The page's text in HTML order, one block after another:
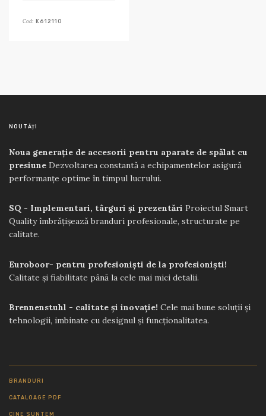
Cod: K612110
NOUTĂȚI
Noua generație de accesorii pentru aparate de spălat cu
presiune Dezvoltarea constantă a echipamentelor asigură
performanțe optime în timpul lucrului.
SQ - Implementari, târguri și prezentări Proiectul Smart
Quality îmbrățișează branduri profesionale, structurate pe
calitate.
Euroboor- pentru profesioniști de la profesioniști!
Calitate și fiabilitate până la cele mai mici detalii.
Brennenstuhl - calitate și inovație! Cele mai bune soluții și
tehnologii, imbinate cu designul și funcționalitatea.
BRANDURI
CATALOAGE PDF
CINE SUNTEM